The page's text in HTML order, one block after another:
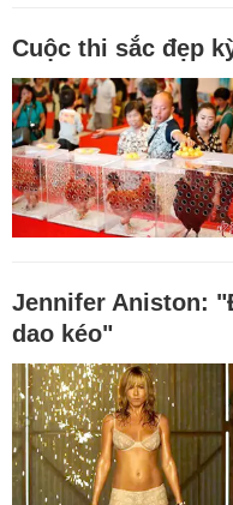
Cuộc thi sắc đẹp
Jennifer Aniston:
dao kéo"